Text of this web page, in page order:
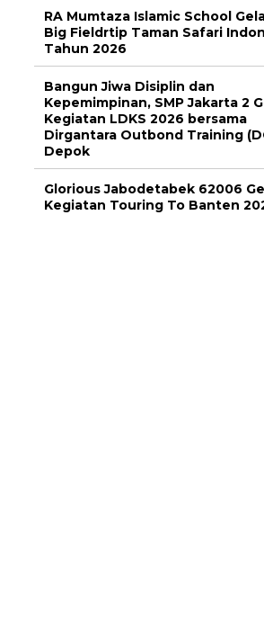
RA Mumtaza Islamic School
Big Fieldrtip Taman Safari
Tahun 2026
Bangun Jiwa Disiplin dan
Kepemimpinan, SMP Jakarta 2
Kegiatan LDKS 2026 bersama
Dirgantara Outbond Training
Depok
Glorious Jabodetabek 62006
Kegiatan Touring To Banten